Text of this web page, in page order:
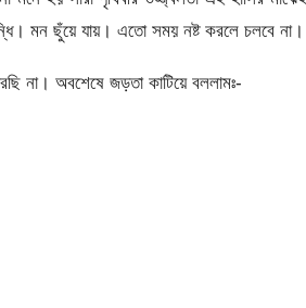
মন ছুঁয়ে যায়। এতো সময় নষ্ট করলে চলবে না।
না। অবশেষে জড়তা কাটিয়ে বললামঃ-